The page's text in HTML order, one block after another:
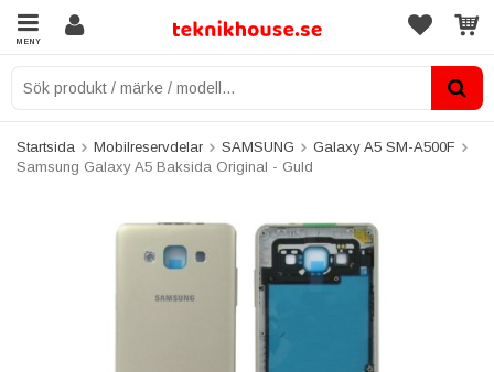
MENY
Startsida Mobilreservdelar SAMSUNG
Galaxy A5 SM-A500F
Samsung Galaxy A5 Baksida Original - Guld